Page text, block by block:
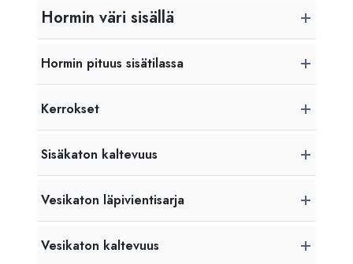
Hormin väri sisällä
Hormin pituus sisätilassa
Kerrokset
Sisäkaton kaltevuus
Vesikaton läpivientisarja
Vesikaton kaltevuus